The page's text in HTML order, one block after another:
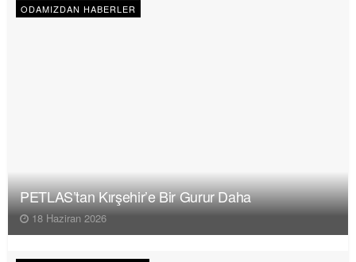
ODAMIZDAN HABERLER
PETLAS’tan Kırşehir’e Bir Gurur Daha
18 Haziran 2026